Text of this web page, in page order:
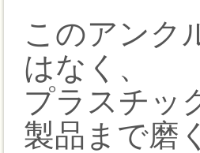
このアンク
はなく、
プラスチッ
製品まで磨